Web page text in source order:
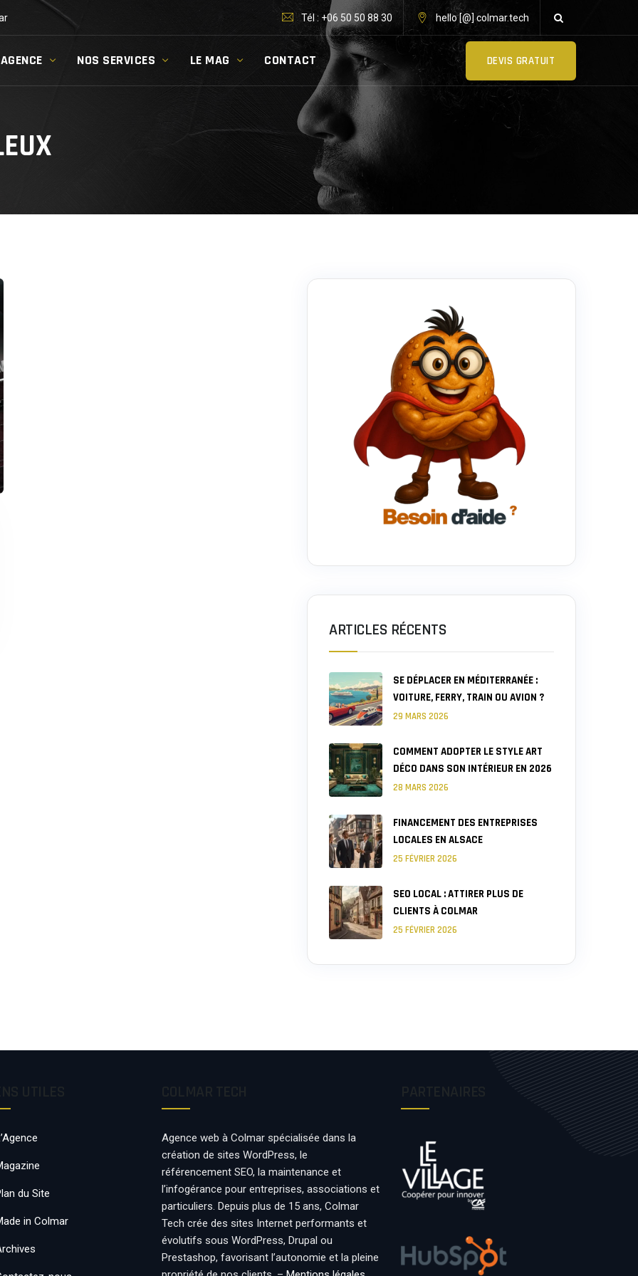
Tél : +06 50 50 88 30 hello [@] colmar.tech
NOS SERVICES LE MAG CONTACT DEVIS GRATUIT
ARTICLES RÉCENTS
SE DÉPLACER EN MÉDITERRANÉE :
VOITURE, FERRY, TRAIN OU AVION ?
29 MARS 2026
COMMENT ADOPTER LE STYLE ART
DÉCO DANS SON INTÉRIEUR EN 2026
28 MARS 2026
FINANCEMENT DES ENTREPRISES
LOCALES EN ALSACE
25 FÉVRIER 2026
SEO LOCAL : ATTIRER PLUS DE
CLIENTS À COLMAR
25 FÉVRIER 2026
du Site
in Colmar
Agence web à Colmar spécialisée dans la
création de sites WordPress, le
référencement SEO, la maintenance et
l’infogérance pour entreprises, associations et
particuliers. Depuis plus de 15 ans, Colmar
Tech crée des sites Internet performants et
évolutifs sous WordPress, Drupal ou
Prestashop, favorisant l’autonomie et la pleine